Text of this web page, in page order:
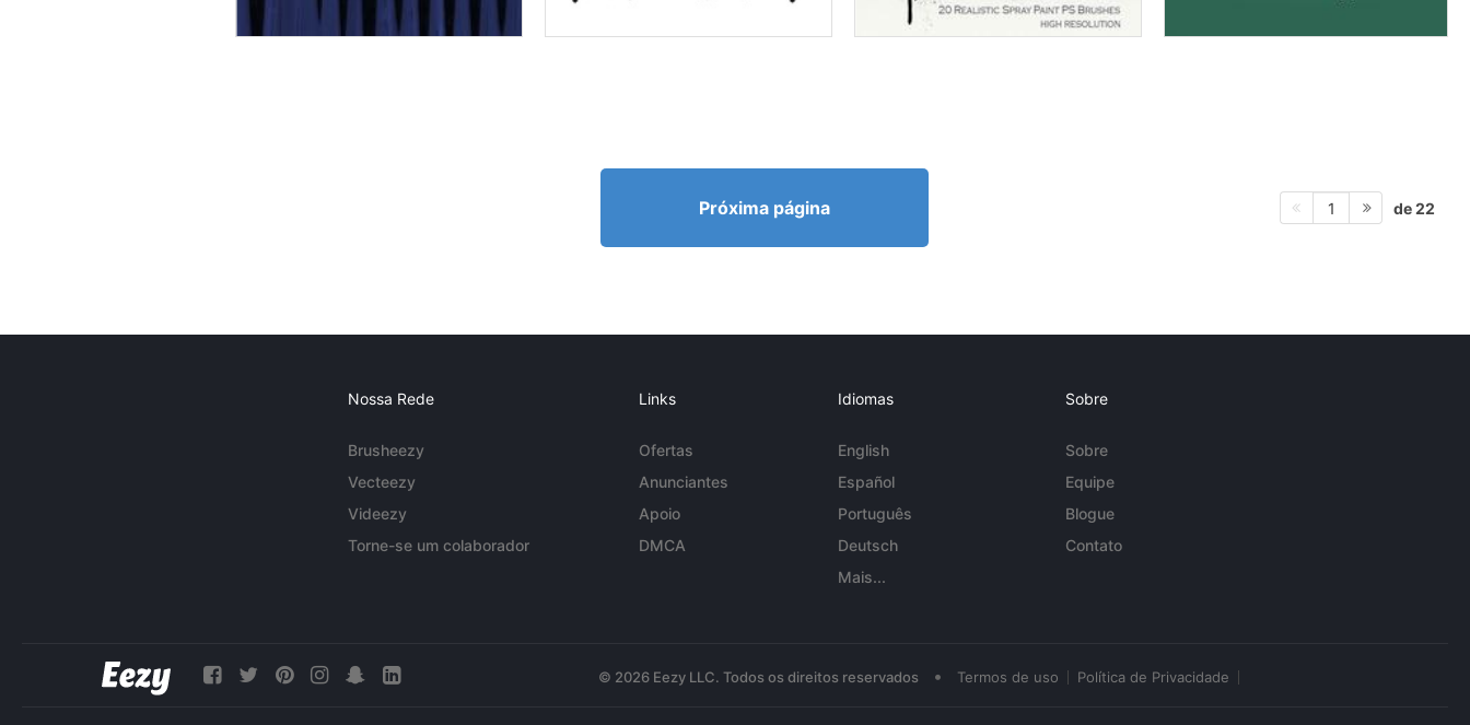
Próxima página 1 de 22
Nossa Rede
Brusheezy
Vecteezy
Videezy
Torne-se um colaborador
Links
Ofertas
Anunciantes
Apoio
DMCA
Idiomas
English
Español
Português
Deutsch
Mais...
Sobre
Sobre
Equipe
Blogue
Contato
© 2026 Eezy LLC. Todos os direitos reservados • Termos de uso Política de Privacidade